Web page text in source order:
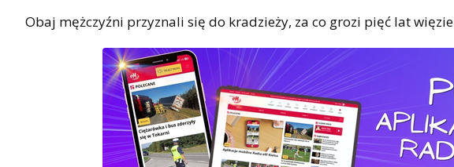
Obaj mężczyźni przyznali się do kradzieży, za co grozi pięć lat